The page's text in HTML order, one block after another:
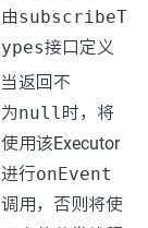
由subscribeT
ypes接口定义
当返回不
为null时，将
使用该Executor
进行onEvent
调用，否则将使